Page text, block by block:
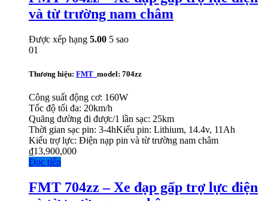
và từ trường nam châm
Được xếp hạng 5.00 5 sao
01
Thương hiệu: FMT model: 704zz
Công suất động cơ: 160W
Tốc độ tối đa: 20km/h
Quãng đường đi được/1 lần sạc: 25km
Thời gian sạc pin: 3-4hKiểu pin: Lithium, 14.4v, 11Ah
Kiểu trợ lực: Điện nạp pin và từ trường nam châm
₫13,900,000
Đọc tiếp
FMT 704zz – Xe đạp gấp trợ lực điện